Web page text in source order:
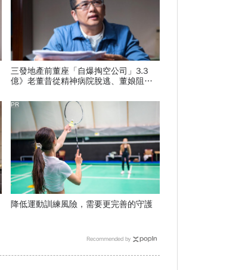
三發地產前董座「自爆掏空公司」3.3
億》老董昔從精神病院脫逃、董娘阻擋
了？
降低運動訓練風險，需要更完善的守護
PR
Recommended by